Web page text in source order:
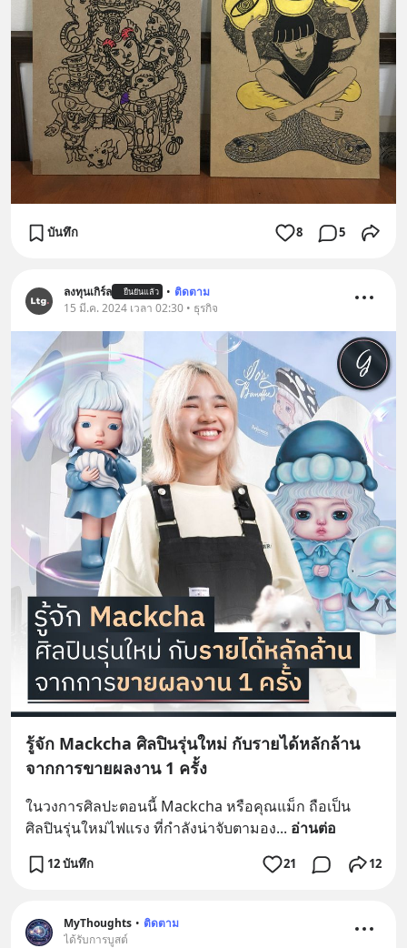
บันทึก 8 5
ลงทุนเกิร์ล ยืนยันแล้ว • ติดตาม
15 มี.ค. 2024 เวลา 02:30 • ธุรกิจ
รู้จัก Mackcha ศิลปินรุ่นใหม่ กับรายได้หลักล้าน
จากการขายผลงาน 1 ครั้ง
ในวงการศิลปะตอนนี้ Mackcha หรือคุณแม็ก ถือเป็น
ศิลปินรุ่นใหม่ไฟแรง ที่กำลังน่าจับตามอง... อ่านต่อ
12 บันทึก 21 12
MyThoughts • ติดตาม
ได้รับการบูสต์